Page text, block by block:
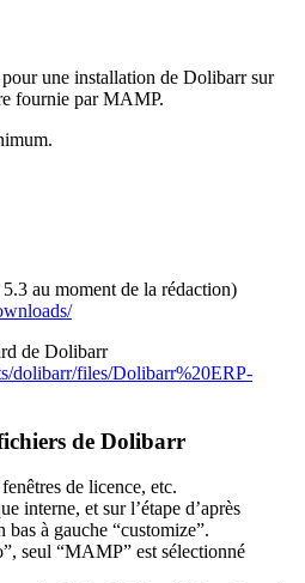
une installation de Dolibarr sur
fournie par MAMP.
au moment de la rédaction)
de Dolibarr
dolibarr/files/Dolibarr%20ERP-
de Dolibarr
de licence, etc.
interne, et sur l’étape d’après
à gauche “customize”.
seul “MAMP” est sélectionné